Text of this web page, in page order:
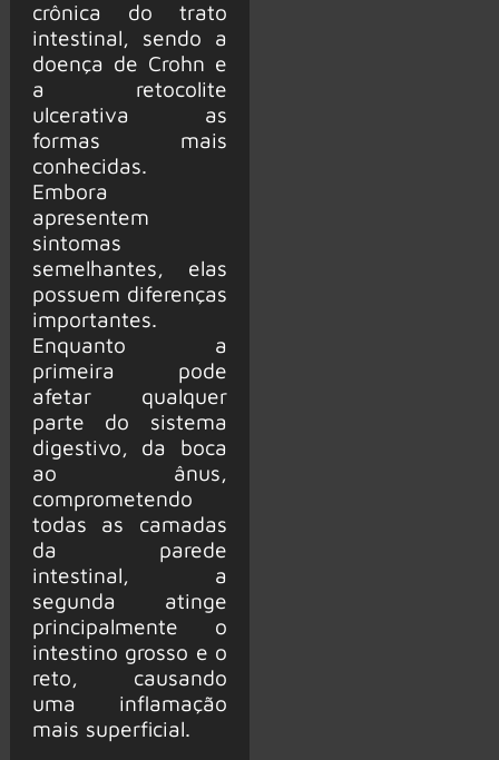
crônica do trato
intestinal, sendo a
doença de Crohn e
a retocolite
ulcerativa as
formas mais
conhecidas.
Embora
apresentem
sintomas
semelhantes, elas
possuem diferenças
importantes.
Enquanto a
primeira pode
afetar qualquer
parte do sistema
digestivo, da boca
ao ânus,
comprometendo
todas as camadas
da parede
intestinal, a
segunda atinge
principalmente o
intestino grosso e o
reto, causando
uma inflamação
mais superficial.